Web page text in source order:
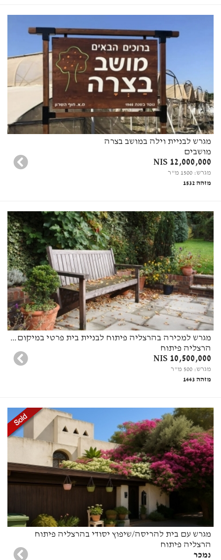
מגרש לבניית וילה במושב בצרה
מושבים
12,000,000 NIS
מגרש: 1500 מ"ר
מזהה 1532
מגרש למכירה בהרצליה פיתוח לבניית בית פרטי במיקום מעולה
הרצליה פיתוח
10,500,000 NIS
מגרש: 500 מ"ר
מזהה 1443
מגרש עם בית להריסה/שיפוץ יסודי בהרצליה פיתוח
הרצליה פיתוח
נמכר